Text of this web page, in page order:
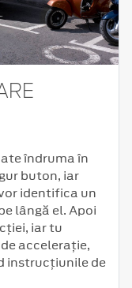
îndruma în
buton, iar
identifica un
lângă el. Apoi
iar tu
accelerație,
instrucțiunile de